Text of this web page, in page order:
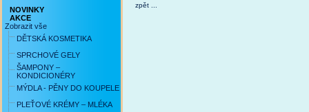
NOVINKY
AKCE
Zobrazit vše
DĚTSKÁ KOSMETIKA
SPRCHOVÉ GELY
ŠAMPONY –
KONDICIONÉRY
MÝDLA - PĚNY DO KOUPELE
PLEŤOVÉ KRÉMY – MLÉKA
zpět ...